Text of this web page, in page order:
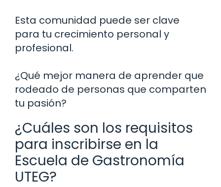
Esta comunidad puede ser clave
para tu crecimiento personal y
profesional.
¿Qué mejor manera de aprender que
rodeado de personas que comparten
tu pasión?
¿Cuáles son los requisitos
para inscribirse en la
Escuela de Gastronomía
UTEG?